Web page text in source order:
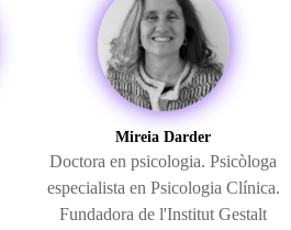
Mireia Darder
Doctora en psicologia. Psicòloga
especialista en Psicologia Clínica.
Fundadora de l'Institut Gestalt